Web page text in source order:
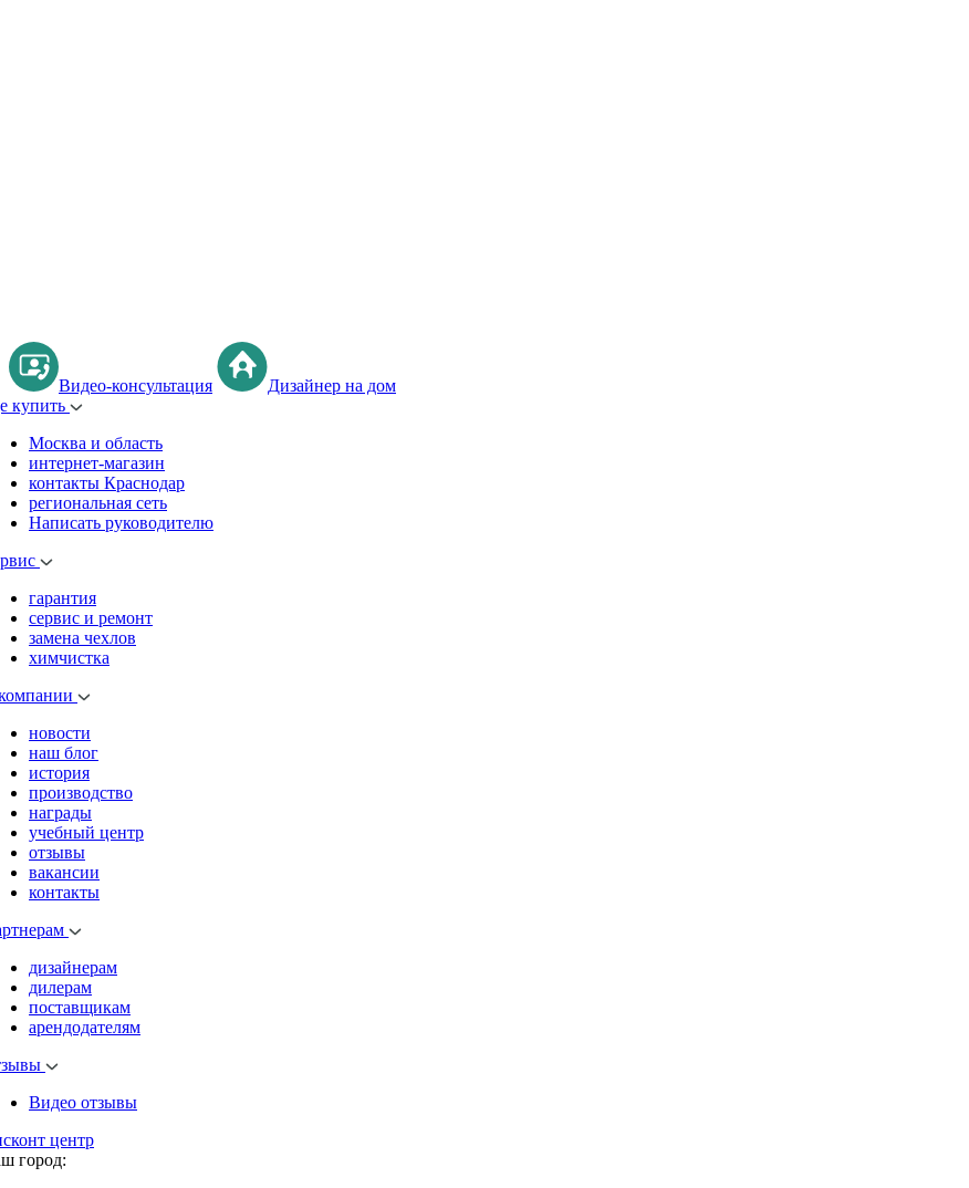
Видео-консультация
Дизайнер на дом
купить
Москва и область
интернет-магазин
контакты Краснодар
региональная сеть
Написать руководителю
гарантия
сервис и ремонт
замена чехлов
химчистка
новости
наш блог
история
производство
награды
учебный центр
отзывы
вакансии
контакты
дизайнерам
дилерам
поставщикам
арендодателям
Видео отзывы
центр
город: